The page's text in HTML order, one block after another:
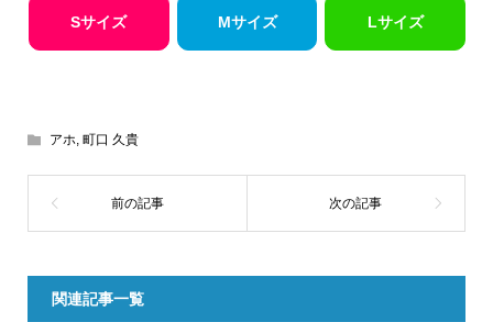
Sサイズ Mサイズ Lサイズ
アホ, 町口 久貴
関連記事一覧